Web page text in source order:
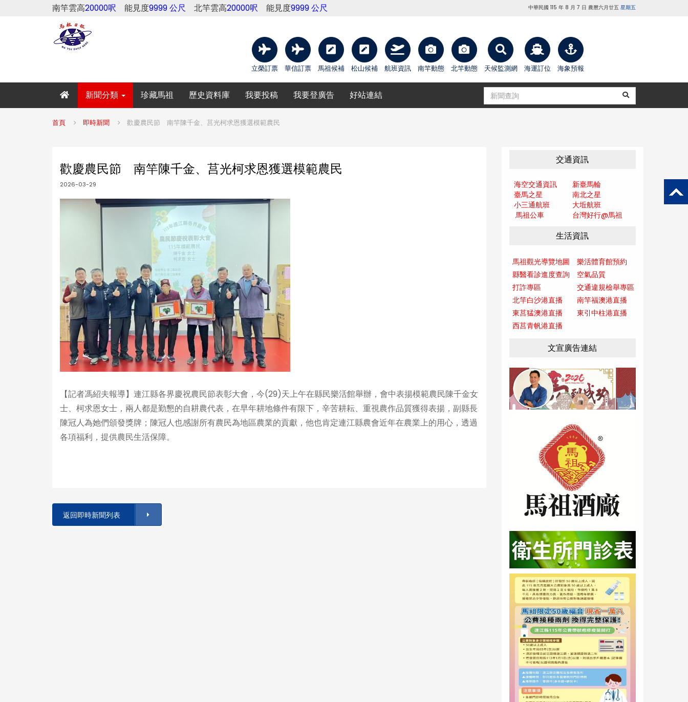
南竿雲高20000呎 能見度9999 公尺 北竿雲高20000呎 能見度9999 公尺 中華民國 115 年 8 月 7 日 農曆六月廿五 星期五
立榮訂票 華信訂票 馬祖候補 松山候補 航班資訊 南竿動態 北竿動態 天候監測網 海運訂位 海象預報
新聞分類 珍藏馬祖 歷史資料庫 我要投稿 我要登廣告 好站連結
首頁 即時新聞 歡慶農民節 南竿陳千金、莒光柯求恩獲選模範農民
歡慶農民節 南竿陳千金、莒光柯求恩獲選模範農民
2026-03-29
【記者馮紹夫報導】連江縣各界慶祝農民節表彰大會，今(29)天上午在縣民樂活館舉辦，會中表揚模範農民陳千金女
士、柯求恩女士，兩人都是勤懇的自耕農代表，在早年耕地條件有限下，辛苦耕耘、重視農作品質獲得表揚，副縣長
陳冠人為她們頒發獎牌；陳冠人也感謝所有農民為地區農業的貢獻，他也肯定連江縣農會近年在農業上的用心，透過
各項福利，提供農民生活保障。
返回即時新聞列表
交通資訊
海空交通資訊
新臺馬輪
臺馬之星
南北之星
小三通航班
大坵航班
馬祖公車
台灣好行@馬祖
生活資訊
馬祖觀光導覽地圖
樂活體育館預約
縣醫看診進度查詢
空氣品質
打詐專區
交通違規檢舉專區
北竿白沙港直播
南竿福澳港直播
東莒猛澳港直播
東引中柱港直播
西莒青帆港直播
文宣廣告連結